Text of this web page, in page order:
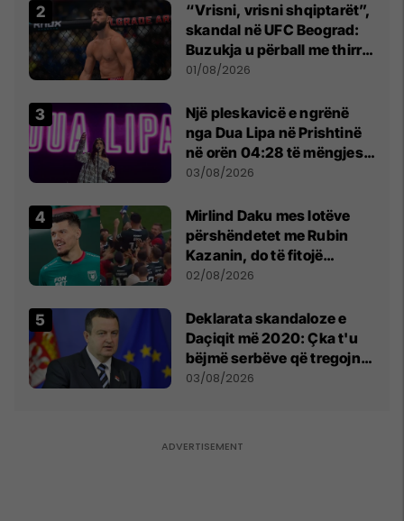
“Vrisni, vrisni shqiptarët”,
skandal në UFC Beograd:
Buzukja u përball me thirrje
anti-shqiptare nga
01/08/2026
Një pleskavicë e ngrënë
nga Dua Lipa në Prishtinë
në orën 04:28 të mëngjesit
- dhe bota digjitale serbe
03/08/2026
Mirlind Daku mes lotëve
përshëndetet me Rubin
Kazanin, do të fitojë
miliona te Spartak Moska
02/08/2026
​Deklarata skandaloze e
Daçiqit më 2020: Çka t'u
bëjmë serbëve që tregojnë
ku janë varrosur shqiptarët
03/08/2026